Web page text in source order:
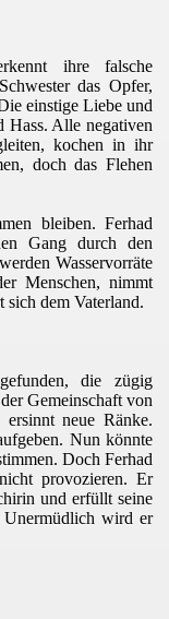
ihre falsche
das Opfer,
einstige Liebe und
Hass. Alle negativen
kochen in ihr
doch das Flehen
bleiben. Ferhad
Gang durch den
Wasservorräte
Menschen, nimmt
dem Vaterland.
die zügig
Gemeinschaft von
neue Ränke.
Nun könnte
Doch Ferhad
provozieren. Er
und erfüllt seine
Unermüdlich wird er